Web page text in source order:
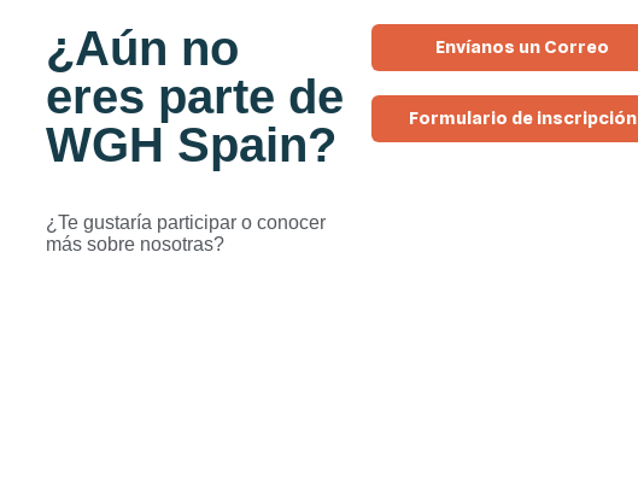
¿Aún no
eres parte de
WGH Spain?
¿Te gustaría participar o conocer
más sobre nosotras?
Envíanos un Correo
Formulario de inscripción